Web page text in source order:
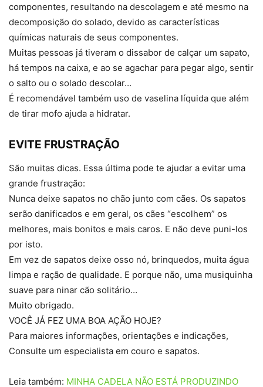
componentes, resultando na descolagem e até mesmo na
decomposição do solado, devido as características
químicas naturais de seus componentes.
Muitas pessoas já tiveram o dissabor de calçar um sapato,
há tempos na caixa, e ao se agachar para pegar algo, sentir
o salto ou o solado descolar…
É recomendável também uso de vaselina líquida que além
de tirar mofo ajuda a hidratar.
EVITE FRUSTRAÇÃO
São muitas dicas. Essa última pode te ajudar a evitar uma
grande frustração:
Nunca deixe sapatos no chão junto com cães. Os sapatos
serão danificados e em geral, os cães “escolhem” os
melhores, mais bonitos e mais caros. E não deve puni-los
por isto.
Em vez de sapatos deixe osso nó, brinquedos, muita água
limpa e ração de qualidade. E porque não, uma musiquinha
suave para ninar cão solitário…
Muito obrigado.
VOCÊ JÁ FEZ UMA BOA AÇÃO HOJE?
Para maiores informações, orientações e indicações,
Consulte um especialista em couro e sapatos.
Leia também: MINHA CADELA NÃO ESTÁ PRODUZINDO